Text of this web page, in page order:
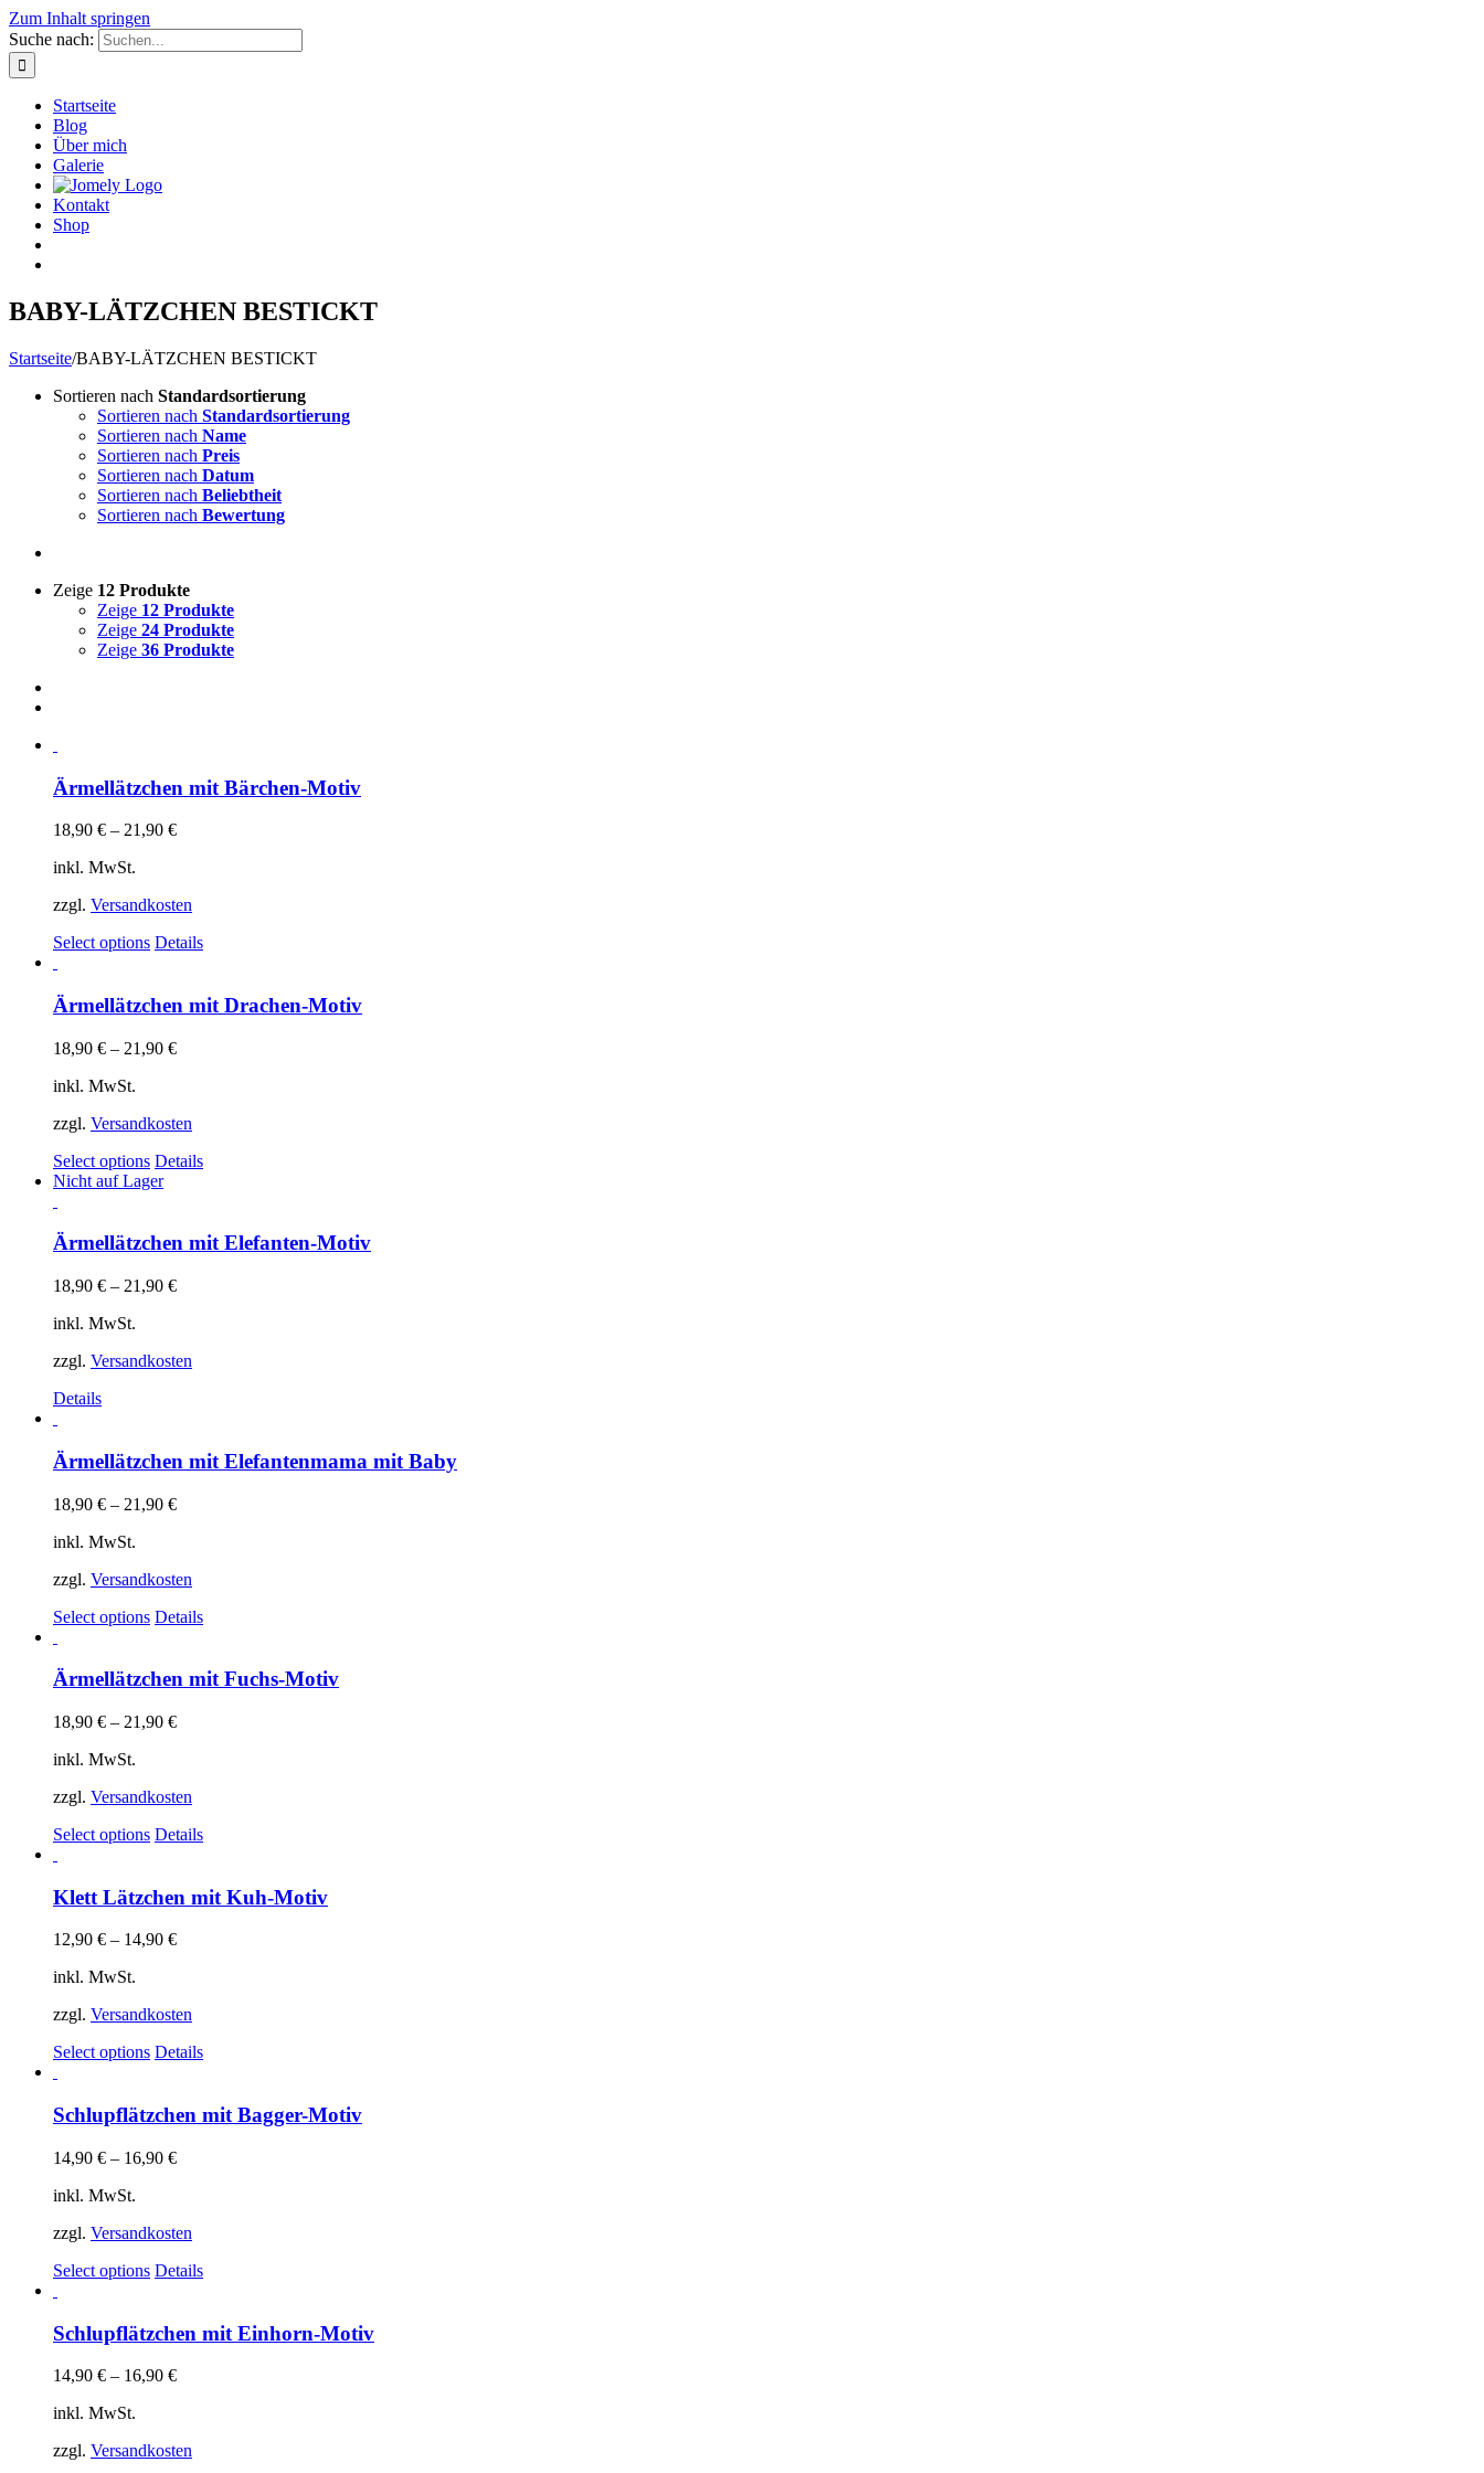
Zum Inhalt springen
Suche nach:
Startseite
Blog
Über mich
Galerie
Kontakt
Shop
BABY-LÄTZCHEN BESTICKT
Startseite/BABY-LÄTZCHEN BESTICKT
Sortieren nach Standardsortierung
Sortieren nach Standardsortierung
Sortieren nach Name
Sortieren nach Preis
Sortieren nach Datum
Sortieren nach Beliebtheit
Sortieren nach Bewertung
Zeige 12 Produkte
Zeige 12 Produkte
Zeige 24 Produkte
Zeige 36 Produkte
Ärmellätzchen mit Bärchen-Motiv
18,90 € – 21,90 €
inkl. MwSt.
zzgl. Versandkosten
Select options Details
Ärmellätzchen mit Drachen-Motiv
18,90 € – 21,90 €
inkl. MwSt.
zzgl. Versandkosten
Select options Details
Nicht auf Lager
Ärmellätzchen mit Elefanten-Motiv
18,90 € – 21,90 €
inkl. MwSt.
zzgl. Versandkosten
Details
Ärmellätzchen mit Elefantenmama mit Baby
18,90 € – 21,90 €
inkl. MwSt.
zzgl. Versandkosten
Select options Details
Ärmellätzchen mit Fuchs-Motiv
18,90 € – 21,90 €
inkl. MwSt.
zzgl. Versandkosten
Select options Details
Klett Lätzchen mit Kuh-Motiv
12,90 € – 14,90 €
inkl. MwSt.
zzgl. Versandkosten
Select options Details
Schlupflätzchen mit Bagger-Motiv
14,90 € – 16,90 €
inkl. MwSt.
zzgl. Versandkosten
Select options Details
Schlupflätzchen mit Einhorn-Motiv
14,90 € – 16,90 €
inkl. MwSt.
zzgl. Versandkosten